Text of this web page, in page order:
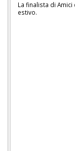
La finalista di
estivo.